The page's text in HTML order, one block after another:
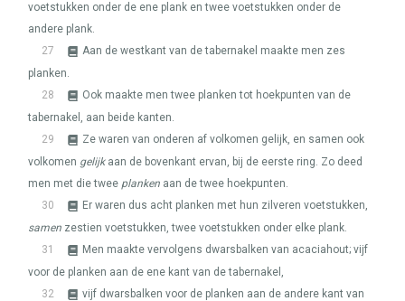
voetstukken onder de ene plank en twee voetstukken onder de
andere plank.
27
Aan de westkant van de tabernakel maakte men zes
planken.
28
Ook maakte men twee planken tot hoekpunten van de
tabernakel, aan beide kanten.
29
Ze waren van onderen af volkomen gelijk, en samen ook
volkomen gelijkaan de bovenkant ervan, bij de eerste ring. Zo deed
men met die twee planken aan de twee hoekpunten.
30
Er waren dus acht planken met hun zilveren voetstukken,
samen zestien voetstukken, twee voetstukken onder elke plank.
31
Men maakte vervolgens dwarsbalken van acaciahout; vijf
voor de planken aan de ene kant van de tabernakel,
32
vijf dwarsbalken voor de planken aan de andere kant van